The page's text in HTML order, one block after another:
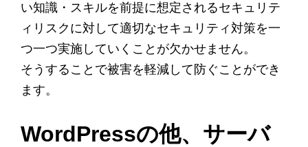
い知識・スキルを前提に想定されるセキュリテ
ィリスクに対して適切なセキュリティ対策を一
つ一つ実施していくことが欠かせません。
そうすることで被害を軽減して防ぐことができ
ます。
WordPressの他、サーバ